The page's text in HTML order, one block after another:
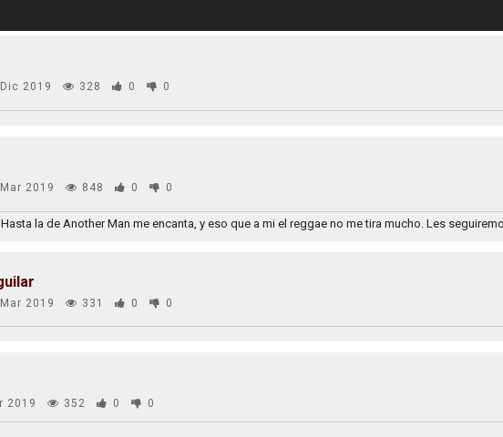
2019 328 0 0
2019 848 0 0
la de Another Man me encanta, y eso que a mi el reggae no me tira mucho. Les
2019 331 0 0
2019 352 0 0